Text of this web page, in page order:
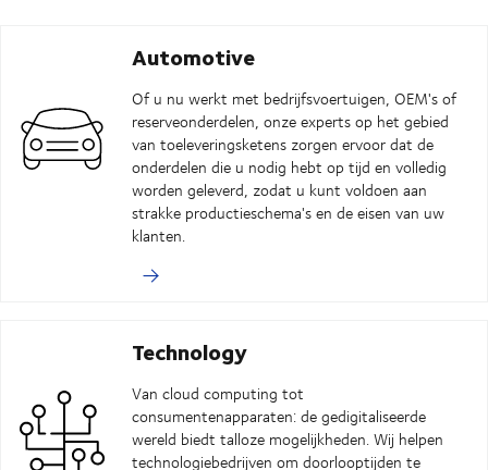
Automotive
Of u nu werkt met bedrijfsvoertuigen, OEM's of
reserveonderdelen, onze experts op het gebied
van toeleveringsketens zorgen ervoor dat de
onderdelen die u nodig hebt op tijd en volledig
worden geleverd, zodat u kunt voldoen aan
strakke productieschema's en de eisen van uw
klanten.
Technology
Van cloud computing tot
consumentenapparaten: de gedigitaliseerde
wereld biedt talloze mogelijkheden. Wij helpen
technologiebedrijven om doorlooptijden te